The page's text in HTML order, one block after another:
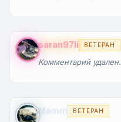
saran97li ВЕТЕРАН
Комментарий удален.
Mamm ВЕТЕРАН